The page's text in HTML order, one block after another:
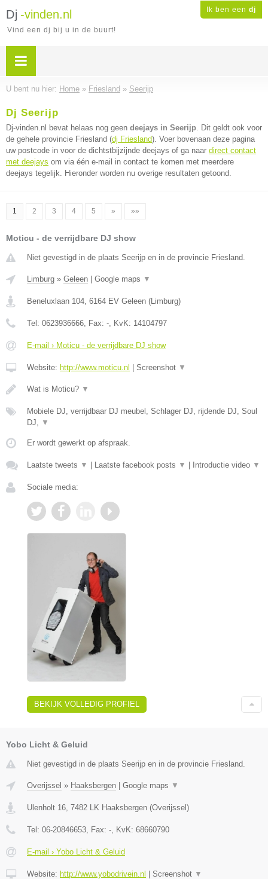
Ik ben een dj
Dj -vinden.nl
Vind een dj bij u in de buurt!
U bent nu hier: Home » Friesland » Seerijp
Dj Seerijp
Dj-vinden.nl bevat helaas nog geen deejays in Seerijp. Dit geldt ook voor
de gehele provincie Friesland (dj Friesland). Voer bovenaan deze pagina
uw postcode in voor de dichtstbijzijnde deejays of ga naar direct contact
met deejays om via één e-mail in contact te komen met meerdere
deejays tegelijk. Hieronder worden nu overige resultaten getoond.
1 2 3 4 5 » »»
Moticu - de verrijdbare DJ show
Niet gevestigd in de plaats Seerijp en in de provincie Friesland.
Limburg » Geleen Google maps ▼
Beneluxlaan 104, 6164 EV Geleen (Limburg)
Tel: 0623936666, Fax: -, KvK: 14104797
E-mail › Moticu - de verrijdbare DJ show
Website: http://www.moticu.nl Screenshot ▼
Wat is Moticu? ▼
Mobiele DJ, verrijdbaar DJ meubel, Schlager DJ, rijdende DJ, Soul
DJ, ▼
Er wordt gewerkt op afspraak.
Laatste tweets ▼ Laatste facebook posts ▼ Introductie video ▼
Sociale media:
BEKIJK VOLLEDIG PROFIEL
Yobo Licht & Geluid
Niet gevestigd in de plaats Seerijp en in de provincie Friesland.
Overijssel » Haaksbergen Google maps ▼
Ulenholt 16 7482 LK Haaksbergen (Overijssel )
Tel: 06-20846653 , Fax: - , KvK: 68660790
E-mail › Yobo Licht & Geluid
Website: http://www.yobodrivein.nl Screenshot ▼